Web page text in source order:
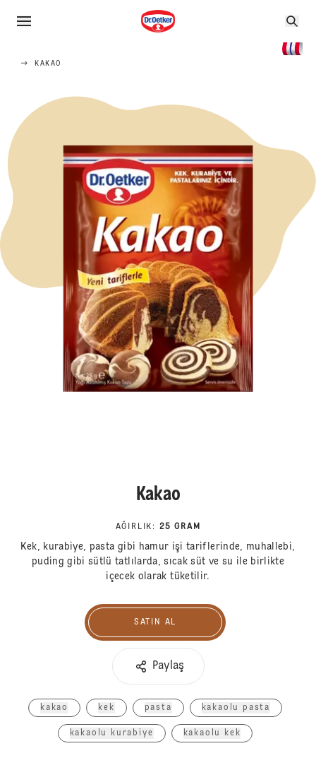
KAKAO
Kakao
AĞIRLIK : 25 GRAM
Kek, kurabiye, pasta gibi hamur işi tariflerinde, muhallebi,
puding gibi sütlü tatlılarda, sıcak süt ve su ile birlikte
içecek olarak tüketilir.
Satın Al
SATIN AL
Paylaş
kakao kek pasta kakaolu pasta
kakaolu kurabiye kakaolu kek